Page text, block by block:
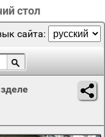
стол
сайта: